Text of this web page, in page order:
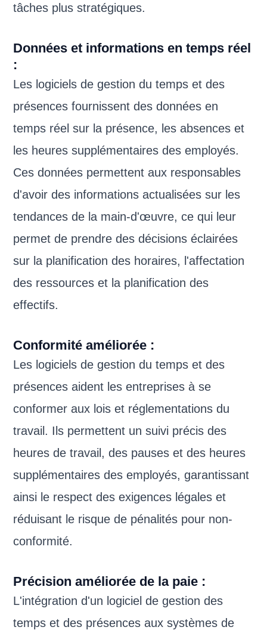
tâches plus stratégiques.
Données et informations en temps réel
:
Les logiciels de gestion du temps et des
présences fournissent des données en
temps réel sur la présence, les absences et
les heures supplémentaires des employés.
Ces données permettent aux responsables
d'avoir des informations actualisées sur les
tendances de la main-d'œuvre, ce qui leur
permet de prendre des décisions éclairées
sur la planification des horaires, l'affectation
des ressources et la planification des
effectifs.
Conformité améliorée :
Les logiciels de gestion du temps et des
présences aident les entreprises à se
conformer aux lois et réglementations du
travail. Ils permettent un suivi précis des
heures de travail, des pauses et des heures
supplémentaires des employés, garantissant
ainsi le respect des exigences légales et
réduisant le risque de pénalités pour non-
conformité.
Précision améliorée de la paie :
L'intégration d'un logiciel de gestion des
temps et des présences aux systèmes de